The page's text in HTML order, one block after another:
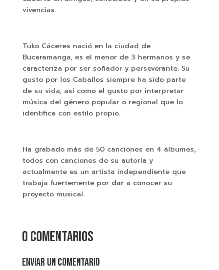
vivencias.
Tuko Cáceres nació en la ciudad de
Bucaramanga, es el menor de 3 hermanos y se
caracteriza por ser soñador y perseverante. Su
gusto por los Caballos siempre ha sido parte
de su vida, así como el gusto por interpretar
música del género popular o regional que lo
identifica con estilo propio.
Ha grabado más de 50 canciones en 4 álbumes,
todos con canciones de su autoría y
actualmente es un artista independiente que
trabaja fuertemente por dar a conocer su
proyecto musical.
0 comentarios
Enviar un comentario